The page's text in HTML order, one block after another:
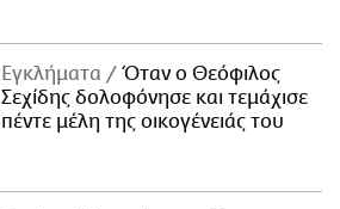
Εγκλήματα
Όταν ο Θεόφιλος
Σεχίδης δολοφόνησε και τεμάχισε
πέντε μέλη της οικογένειάς του